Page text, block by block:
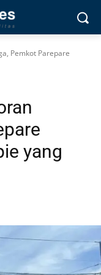
Pemkot Parepare
yang